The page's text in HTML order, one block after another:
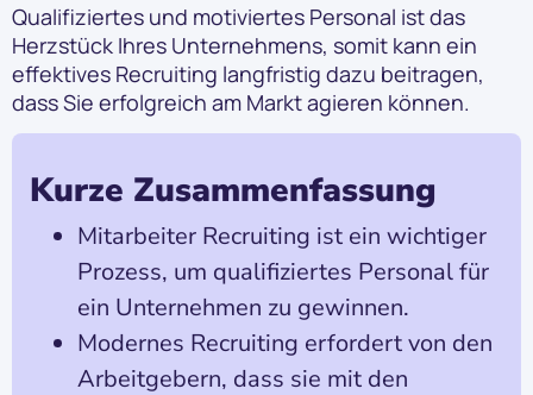
Qualifiziertes und motiviertes Personal ist das
Herzstück Ihres Unternehmens, somit kann ein
effektives Recruiting langfristig dazu beitragen,
dass Sie erfolgreich am Markt agieren können.
Kurze Zusammenfassung
Mitarbeiter Recruiting ist ein wichtiger
Prozess, um qualifiziertes Personal für
ein Unternehmen zu gewinnen.
Modernes Recruiting erfordert von den
Arbeitgebern, dass sie mit den